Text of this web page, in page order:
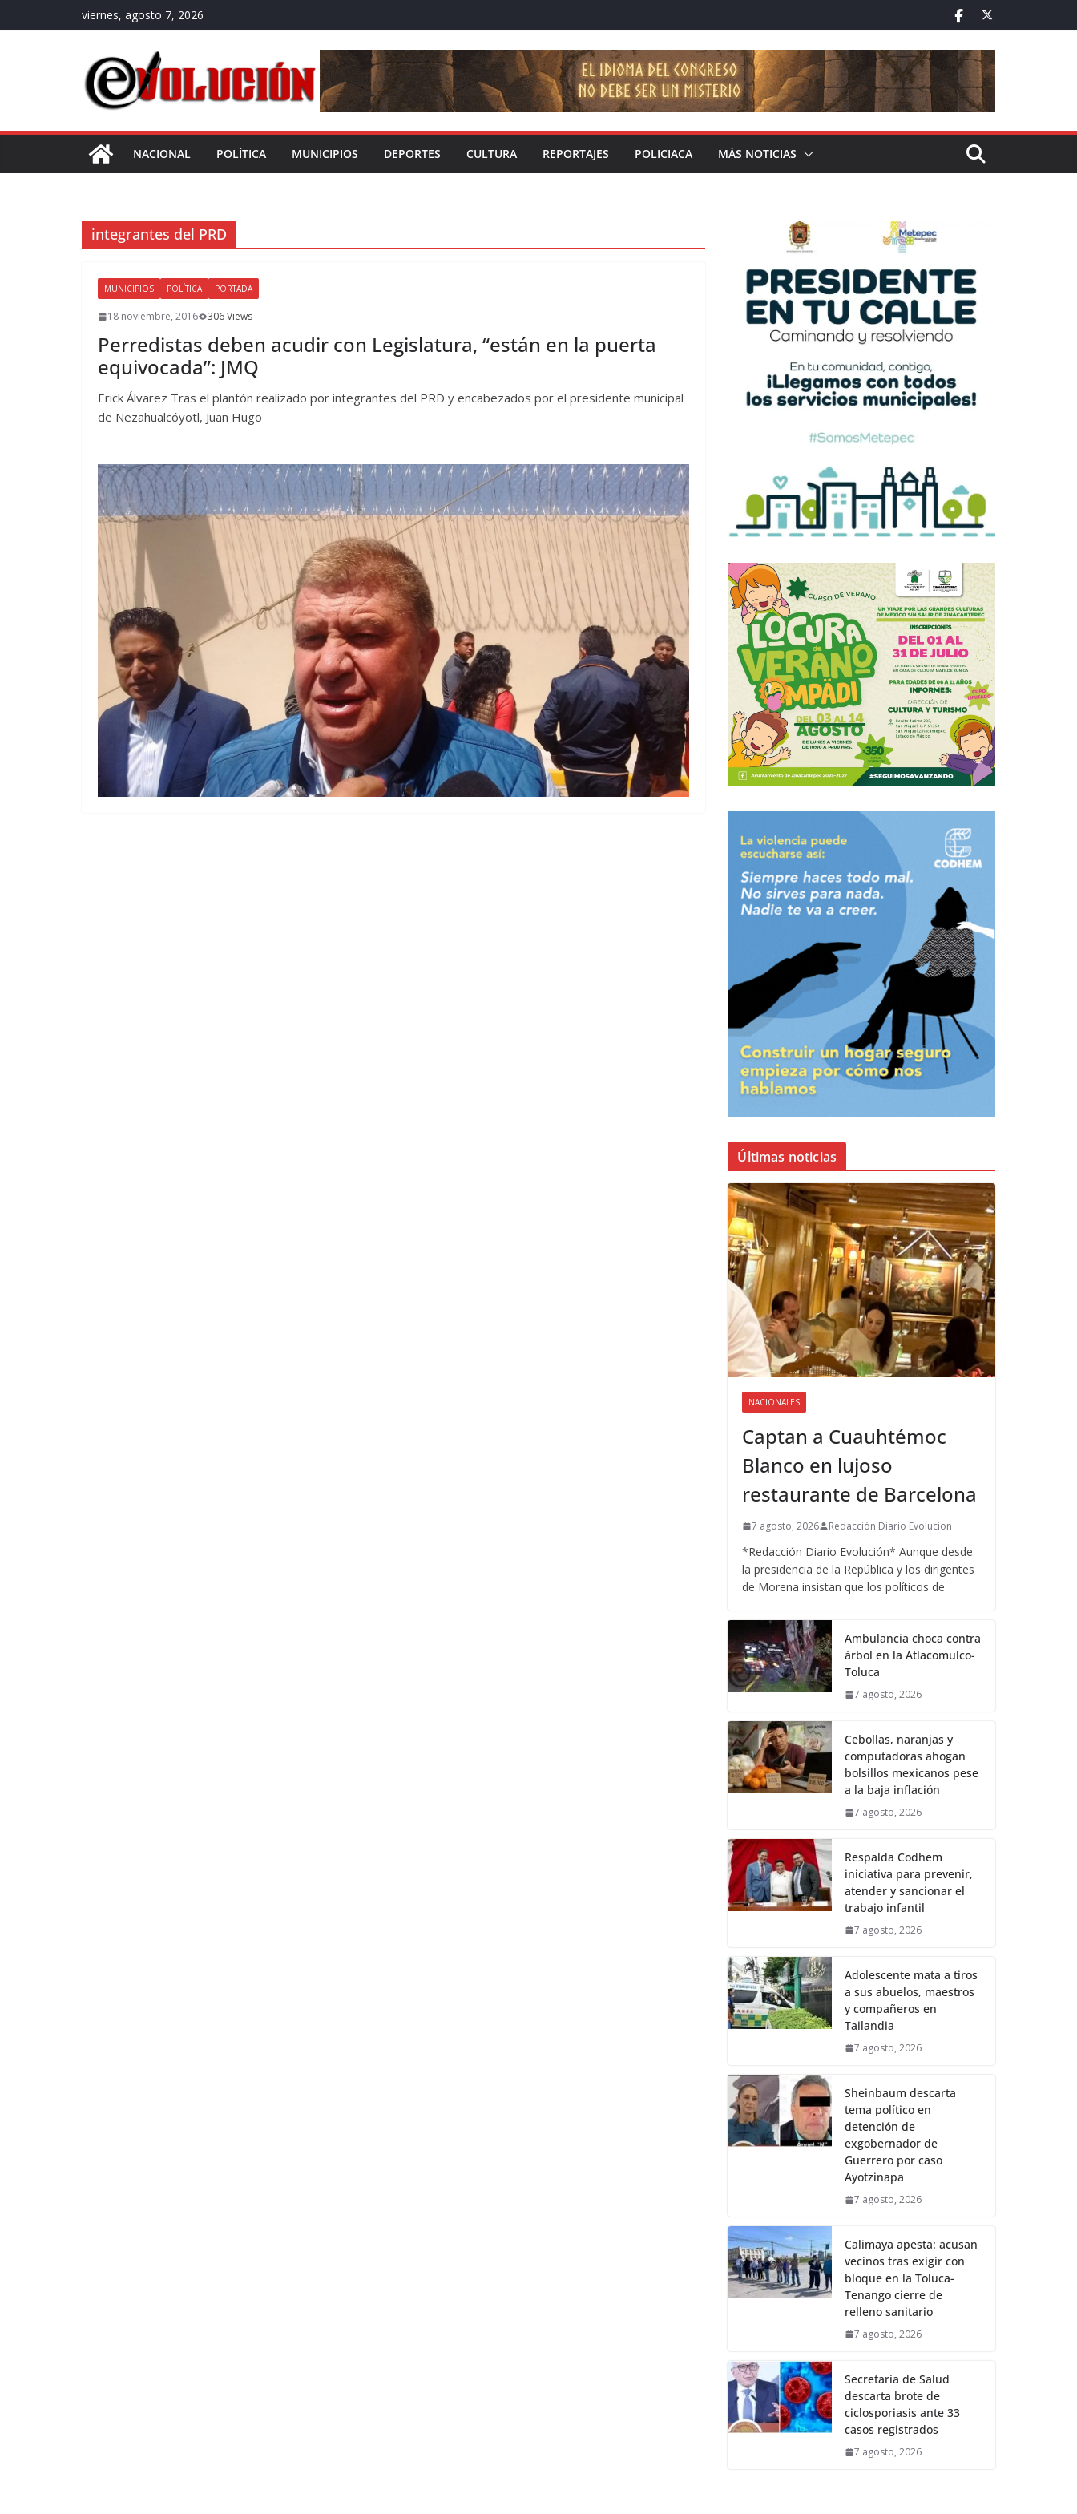
al
viernes, agosto 7, 2026
NACIONAL POLÍTICA MUNICIPIOS DEPORTES CULTURA REPORTAJES POLICIACA MÁS NOTICIAS
integrantes del PRD
MUNICIPIOS POLÍTICA PORTADA
18 noviembre, 2016 306 Views
Perredistas deben acudir con Legislatura, “están en la puerta
equivocada”: JMQ
Erick Álvarez Tras el plantón realizado por integrantes del PRD y encabezados por el presidente municipal
de Nezahualcóyotl, Juan Hugo
Últimas noticias
NACIONALES
Captan a Cuauhtémoc
Blanco en lujoso
restaurante de Barcelona
7 agosto, 2026 Redacción Diario Evolucion
*Redacción Diario Evolución* Aunque desde
la presidencia de la República y los dirigentes
de Morena insistan que los políticos de
Ambulancia choca contra
árbol en la Atlacomulco-
Toluca
7 agosto, 2026
Cebollas, naranjas y
computadoras ahogan
bolsillos mexicanos pese
a la baja inflación
7 agosto, 2026
Respalda Codhem
iniciativa para prevenir,
atender y sancionar el
trabajo infantil
7 agosto, 2026
Adolescente mata a tiros
a sus abuelos, maestros
y compañeros en
Tailandia
7 agosto, 2026
Sheinbaum descarta
tema político en
detención de
exgobernador de
Guerrero por caso
Ayotzinapa
7 agosto, 2026
Calimaya apesta: acusan
vecinos tras exigir con
bloque en la Toluca-
Tenango cierre de
relleno sanitario
7 agosto, 2026
Secretaría de Salud
descarta brote de
ciclosporiasis ante 33
casos registrados
7 agosto, 2026